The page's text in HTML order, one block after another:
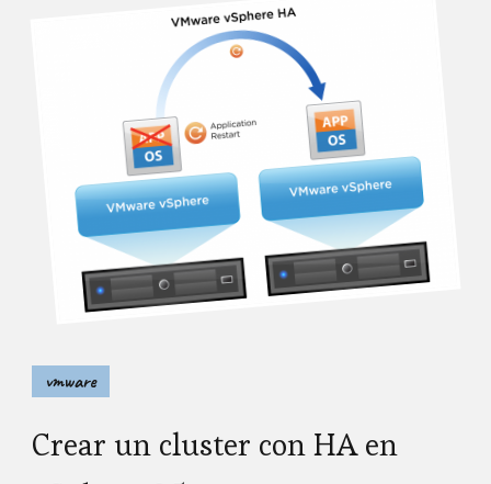
vmware
Crear un cluster con HA en